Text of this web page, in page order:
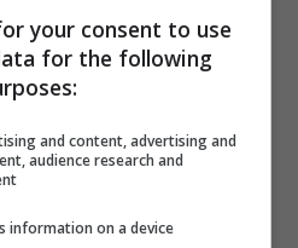
non manca la qualità
in alto.
ancora aperta
di questa stagione
your consent to use
for the following
and content, advertising and
audience research and
information on a device